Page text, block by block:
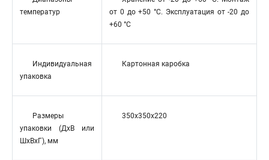
температур
от 0 до +50 °C. Эксплуатация от -20 до
+60 °C
Индивидуальная
упаковка
Картонная каробка
Размеры
упаковки (ДхВ или
ШхВхГ), мм
350x350x220